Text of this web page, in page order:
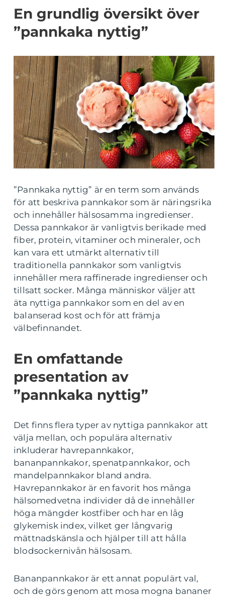
En grundlig översikt över
”pannkaka nyttig”
”Pannkaka nyttig” är en term som används
för att beskriva pannkakor som är näringsrika
och innehåller hälsosamma ingredienser.
Dessa pannkakor är vanligtvis berikade med
fiber, protein, vitaminer och mineraler, och
kan vara ett utmärkt alternativ till
traditionella pannkakor som vanligtvis
innehåller mera raffinerade ingredienser och
tillsatt socker. Många människor väljer att
äta nyttiga pannkakor som en del av en
balanserad kost och för att främja
välbefinnandet.
En omfattande
presentation av
”pannkaka nyttig”
Det finns flera typer av nyttiga pannkakor att
välja mellan, och populära alternativ
inkluderar havrepannkakor,
bananpannkakor, spenatpannkakor, och
mandelpannkakor bland andra.
Havrepannkakor är en favorit hos många
hälsomedvetna individer då de innehåller
höga mängder kostfiber och har en låg
glykemisk index, vilket ger långvarig
mättnadskänsla och hjälper till att hålla
blodsockernivån hälsosam.
Bananpannkakor är ett annat populärt val,
och de görs genom att mosa mogna bananer